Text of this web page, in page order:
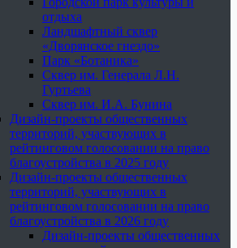
отдыха
Ландшафтный сквер
«Дворянское гнездо»
Парк «Ботаника»
Сквер им. Генерала Л.Н.
Гуртьева
Сквер им. И.А. Бунина
Дизайн-проекты общественных
территорий, участвующих в
рейтинговом голосовании на право
благоустройства в 2025 году
Дизайн-проекты общественных
территорий, участвующих в
рейтинговом голосовании на право
благоустройства в 2026 году
Дизайн-проекты общественных